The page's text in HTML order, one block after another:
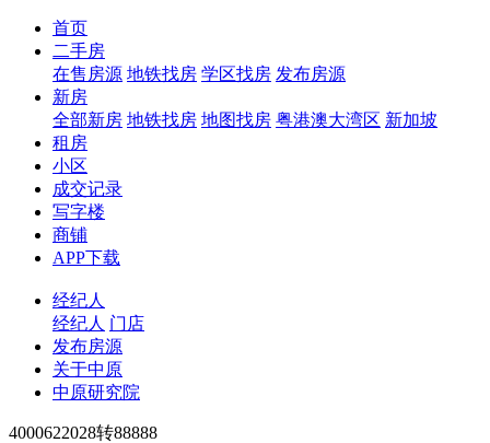
首页
二手房
在售房源 地铁找房 学区找房 发布房源
新房
全部新房 地铁找房 地图找房 粤港澳大湾区 新加坡
租房
小区
成交记录
写字楼
商铺
APP下载
经纪人
经纪人 门店
发布房源
关于中原
中原研究院
4000622028转88888